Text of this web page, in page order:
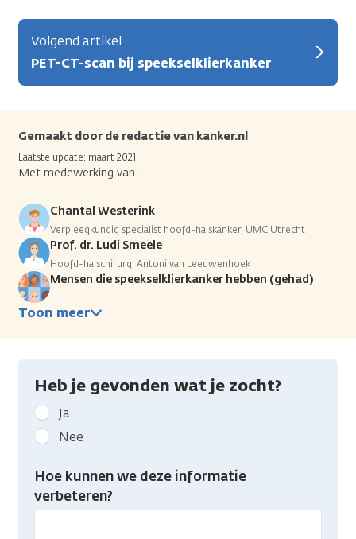
Volgend artikel
PET-CT-scan bij speekselklierkanker
Gemaakt door de redactie van kanker.nl
Laatste update: maart 2021
Met medewerking van:
Chantal Westerink
Verpleegkundig specialist hoofd-halskanker, UMC Utrecht
Prof. dr. Ludi Smeele
Hoofd-halschirurg, Antoni van Leeuwenhoek
Mensen die speekselklierkanker hebben (gehad)
Toon meer
Heb je gevonden wat je zocht?
Geef
kanker.nl
feedback:
Heb
gevonden
Ja
Nee
Hoe kunnen we deze informatie
verbeteren?